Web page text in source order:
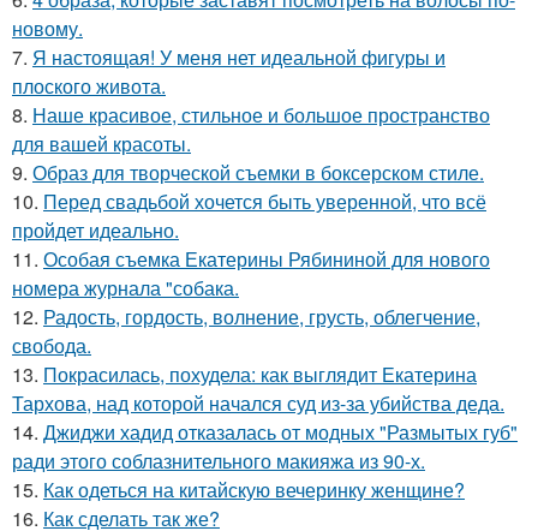
новому.
7. Я настоящая! У меня нет идеальной фигуры и
плоского живота.
8. Наше красивое, стильное и большое пространство
для вашей красоты.
9. Образ для творческой съемки в боксерском стиле.
10. Перед свадьбой хочется быть уверенной, что всё
пройдет идеально.
11. Особая съемка Екатерины Рябининой для нового
номера журнала "собака.
12. Радость, гордость, волнение, грусть, облегчение,
свобода.
13. Покрасилась, похудела: как выглядит Екатерина
Тархова, над которой начался суд из-за убийства деда.
14. Джиджи хадид отказалась от модных "Размытых губ"
ради этого соблазнительного макияжа из 90-х.
15. Как одеться на китайскую вечеринку женщине?
16. Как сделать так же?